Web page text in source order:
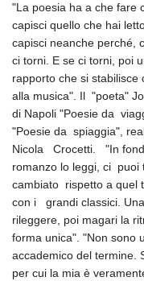
"La poesia ha a che fare
capisci quello che hai
capisci neanche perché,
ci torni. E se ci torni, poi
rapporto che si
alla musica". Il "poeta"
di Napoli "Poesie da
"Poesie da spiaggia",
Nicola Crocetti. "In
romanzo lo leggi, ci puoi
cambiato rispetto a quel
con i grandi classici.
rileggere, poi magari la
forma unica". "Non sono
accademico del termine.
per cui la mia è